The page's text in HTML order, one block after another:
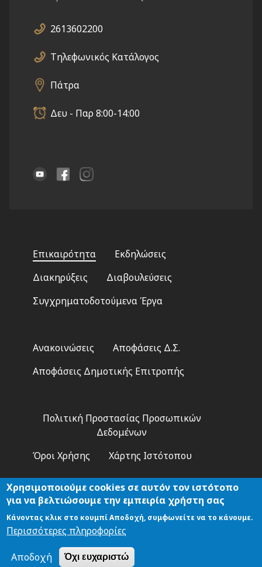
2613602200
Τηλεφωνικός Κατάλογος
Πάτρα
Δευ - Παρ 8:00-14:00
menu
Επικαιρότητα
Εκδηλώσεις
Διακηρύξεις
Διαβουλεύσεις
Συγχρηματοδοτούμενα Έργα
2
Ανακοινώσεις
Αποφάσεις Δ.Σ.
Αποφάσεις Δημοτικής Επιτροπής
Πολιτική Προστασίας Προσωπικών
Δεδομένων
Όροι Χρήσης
Χάρτης Ιστότοπου
Αναζήτηση
Χρησιμοποιούμε cookies σε αυτόν τον ιστότοπο
για να βελτιώσουμε την εμπειρία χρήστη σας
Κάνοντας κλικ στο κουμπί Αποδοχή, συμφωνείτε να το κάνουμε.
Περισσότερες πληροφορίες
Αποδοχή Όχι ευχαριστώ